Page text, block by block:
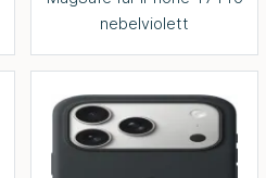
nebelviolett